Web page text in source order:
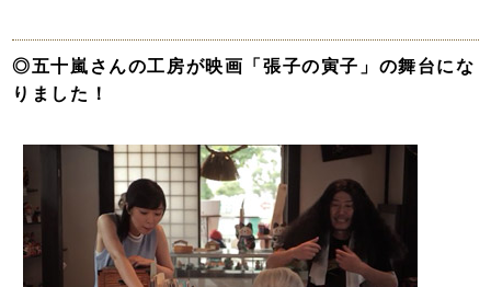
◎五十嵐さんの工房が映画「張子の寅子」の舞台にな
りました！